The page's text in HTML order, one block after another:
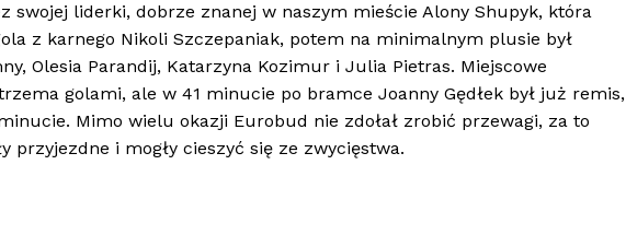
swojej liderki, dobrze znanej w naszym mieście Alony Shupyk, która
z karnego Nikoli Szczepaniak, potem na minimalnym plusie był
Olesia Parandij, Katarzyna Kozimur i Julia Pietras. Miejscowe
golami, ale w 41 minucie po bramce Joanny Gędłek był już remis,
Mimo wielu okazji Eurobud nie zdołał zrobić przewagi, za to
przyjezdne i mogły cieszyć się ze zwycięstwa.